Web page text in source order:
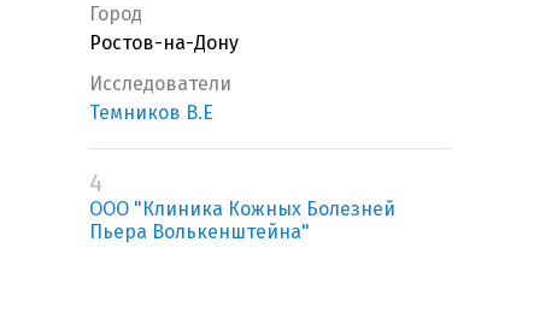
Город
Ростов-на-Дону
Исследователи
Темников В.Е
4
ООО "Клиника Кожных Болезней
Пьера Волькенштейна"